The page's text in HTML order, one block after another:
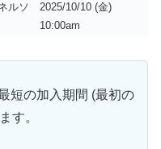
ルソ
2025/10/10 (金)
10:00am
短の加入期間 (最初の
す。